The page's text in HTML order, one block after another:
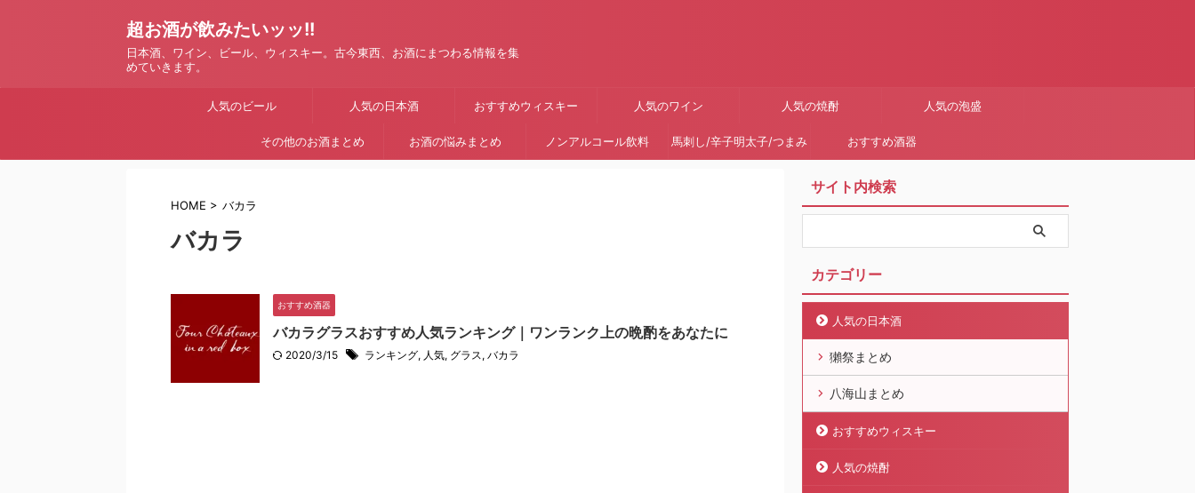
超お酒が飲みたいッッ!!
日本酒、ワイン、ビール、ウィスキー。古今東西、お酒にまつわる情報を集
めていきます。
人気のビール 人気の日本酒 おすすめウィスキー 人気のワイン 人気の焼酎 人気の泡盛
その他のお酒まとめ お酒の悩みまとめ ノンアルコール飲料 馬刺し/辛子明太子/つまみ おすすめ酒器
HOME > バカラ
バカラ
おすすめ酒器
バカラグラスおすすめ人気ランキング｜ワンランク上の晩酌をあなたに
2020/3/15 ランキング, 人気, グラス, バカラ
サイト内検索
カテゴリー
人気の日本酒
獺祭まとめ
八海山まとめ
おすすめウィスキー
人気の焼酎